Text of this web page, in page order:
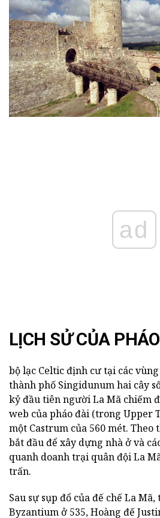
ad
LỊCH SỬ CỦA
bộ lạc Celtic định cư tại các
thành phố Singidunum hai cây
kỷ đầu tiên người La Mã chiếm
web của pháo đài (trong Upper
một Castrum của 560 mét.
bắt đầu để xây dựng nhà ở và
quanh doanh trại quân đội La
trấn.
Sau sự sụp đổ của đế chế La
Byzantium ở 535, Hoàng đế